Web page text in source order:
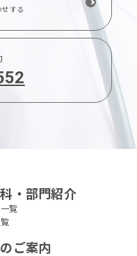
せする
・部門紹介
覧
ご案内